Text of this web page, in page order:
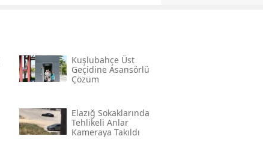
Kuşlubahçe Üst
Geçidine Asansörlü
Çözüm
Elazığ Sokaklarında
Tehlikeli Anlar
Kameraya Takıldı